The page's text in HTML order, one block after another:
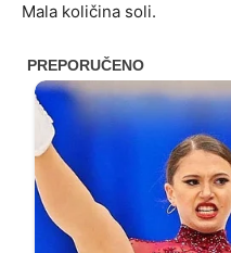
Mala količina soli.